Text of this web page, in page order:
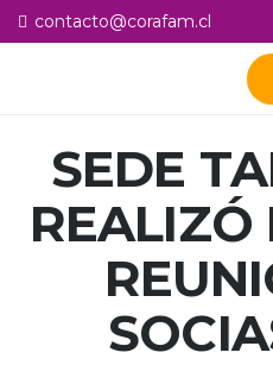
contacto@corafam.cl
SEDE
REALIZÓ